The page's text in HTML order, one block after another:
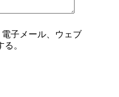
子メール、ウェブ
。